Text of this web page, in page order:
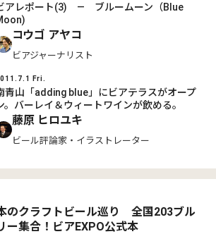
アレポート(3) ― ブルームーン（Blue
コウゴ アヤコ
ビアジャーナリスト
Fri.
青山「adding blue」にビアテラスがオープ
。バーレイ＆ウィートワインが飲める。
藤原 ヒロユキ
ビール評論家・イラストレーター
のクラフトビール巡り 全国203ブル
ー集合！ビアEXPO公式本